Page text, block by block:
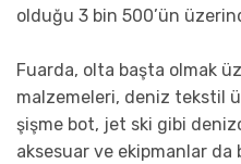
olduğu 3 bin 500’ün
Fuarda, olta başta olmak
malzemeleri, deniz tekstil
şişme bot, jet ski gibi
aksesuar ve ekipmanlar da